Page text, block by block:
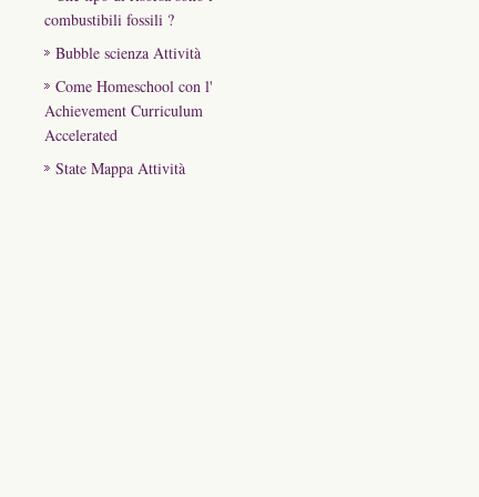
combustibili fossili ?
Bubble scienza Attività
Come Homeschool con l'
Achievement Curriculum
Accelerated
State Mappa Attività